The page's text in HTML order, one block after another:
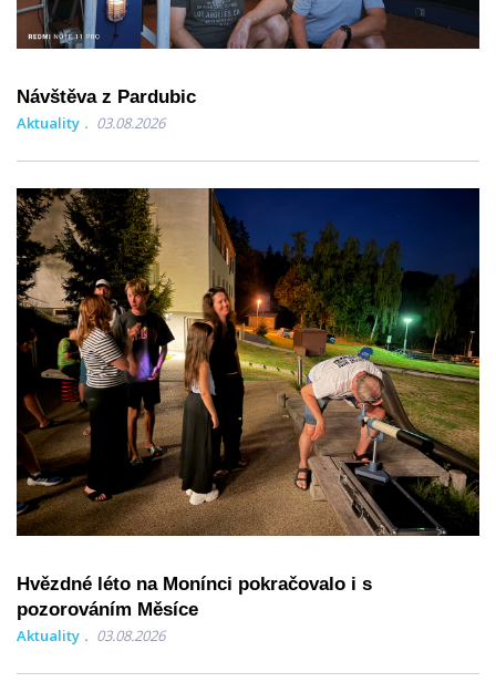
Návštěva z Pardubic
Aktuality 03.08.2026
Hvězdné léto na Monínci pokračovalo i s
pozorováním Měsíce
Aktuality 03.08.2026